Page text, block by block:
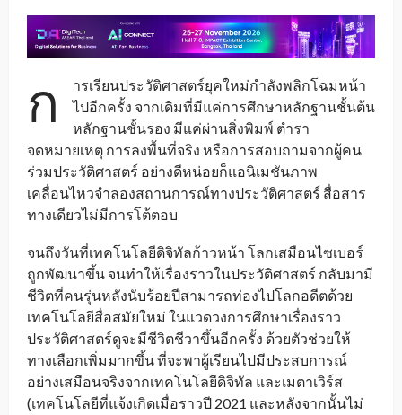
ก
ารเรียนประวัติศาสตร์ยุคใหม่กำลังพลิกโฉมหน้า
ไปอีกครั้ง จากเดิมที่มีแค่การศึกษาหลักฐานชั้นต้น
หลักฐานชั้นรอง มีแค่ผ่านสิ่งพิมพ์ ตำรา
จดหมายเหตุ การลงพื้นที่จริง หรือการสอบถามจากผู้คน
ร่วมประวัติศาสตร์ อย่างดีหน่อยก็แอนิเมชันภาพ
เคลื่อนไหวจำลองสถานการณ์ทางประวัติศาสตร์ สื่อสาร
ทางเดียวไม่มีการโต้ตอบ
จนถึงวันที่เทคโนโลยีดิจิทัลก้าวหน้า โลกเสมือนไซเบอร์
ถูกพัฒนาขึ้น จนทำให้เรื่องราวในประวัติศาสตร์ กลับมามี
ชีวิตที่คนรุ่นหลังนับร้อยปีสามารถท่องไปโลกอดีตด้วย
เทคโนโลยีสื่อสมัยใหม่ ในแวดวงการศึกษาเรื่องราว
ประวัติศาสตร์ดูจะมีชีวิตชีวาขึ้นอีกครั้ง ด้วยตัวช่วยให้
ทางเลือกเพิ่มมากขึ้น ที่จะพาผู้เรียนไปมีประสบการณ์
อย่างเสมือนจริงจากเทคโนโลยีดิจิทัล และเมตาเวิร์ส
(เทคโนโลยีที่แจ้งเกิดเมื่อราวปี 2021 และหลังจากนั้นไม่